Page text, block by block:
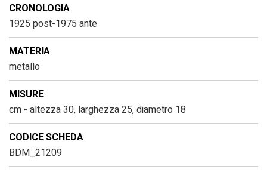
CRONOLOGIA
1925 post-1975 ante
MATERIA
metallo
MISURE
cm - altezza 30, larghezza 25, diametro 18
CODICE SCHEDA
BDM_21209